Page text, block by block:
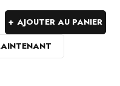
AJOUTER AU PANIER